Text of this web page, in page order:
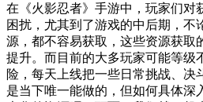
在《火影忍者》手游中，玩家们对
困扰，尤其到了游戏的中后期，不
源，都不容易获取，这些资源获取
提升。而目前的大多玩家可能等级
险，每天上线把一些日常挑战、决
是当下唯一能做的，但如何具体深